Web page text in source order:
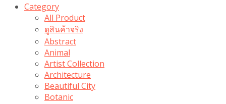
Category
All Product
ดูสินค้าจริง
Abstract
Animal
Artist Collection
Architecture
Beautiful City
Botanic